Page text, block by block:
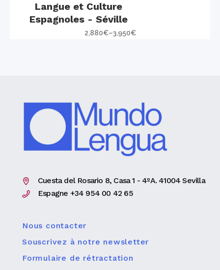
Langue et Culture
Espagnoles - Séville
2,880€–3,950€
Cuesta del Rosario 8, Casa 1 - 4ºA. 41004 Sevilla
Espagne +34 954 00 42 65
Nous contacter
Souscrivez à notre newsletter
Formulaire de rétractation